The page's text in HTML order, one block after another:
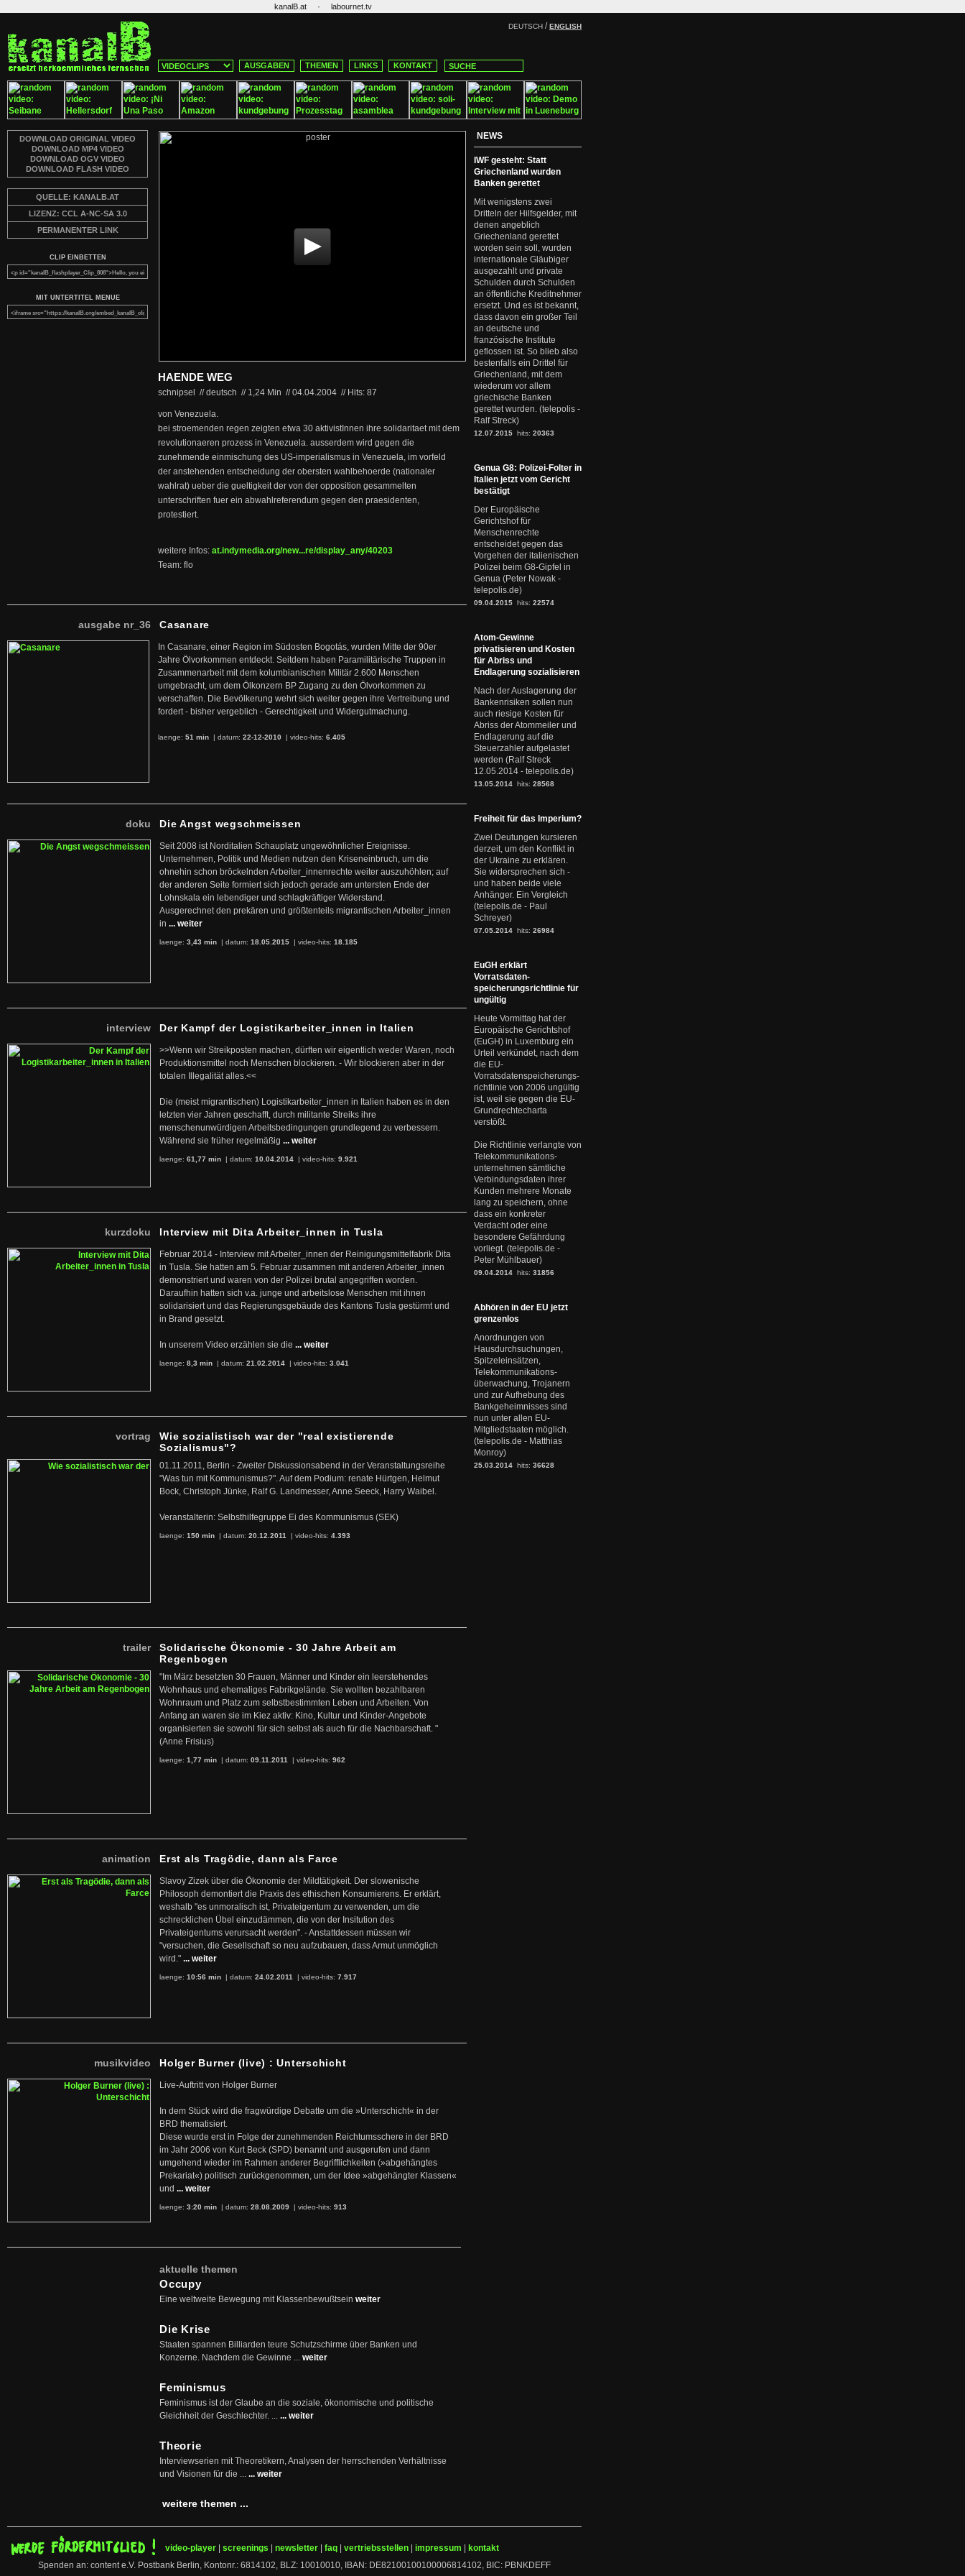
kanalB.at · labournet.tv
DEUTSCH /ENGLISH
AUSGABEN THEMEN LINKS KONTAKT
DOWNLOAD ORIGINAL VIDEO
DOWNLOAD MP4 VIDEO
DOWNLOAD OGV VIDEO
DOWNLOAD FLASH VIDEO
QUELLE: KANALB.AT
LIZENZ: CCL A-NC-SA 3.0
PERMANENTER LINK
CLIP EINBETTEN
MIT UNTERTITEL MENUE
HAENDE WEG
schnipsel // deutsch // 1,24 Min //04.04.2004 // Hits: 87
von Venezuela.
bei stroemenden regen zeigten etwa 30 aktivistInnen ihre solidaritaet mit dem
revolutionaeren prozess in Venezuela. ausserdem wird gegen die
zunehmende einmischung des US-imperialismus in Venezuela, im vorfeld
der anstehenden entscheidung der obersten wahlbehoerde (nationaler
wahlrat) ueber die gueltigkeit der von der opposition gesammelten
unterschriften fuer ein abwahlreferendum gegen den praesidenten,
protestiert.
weitere Infos: at.indymedia.org/new...re/display_any/40203
Team: flo
ausgabe nr_36 Casanare
In Casanare, einer Region im Südosten Bogotás, wurden Mitte der 90er
Jahre Ölvorkommen entdeckt. Seitdem haben Paramilitärische Truppen in
Zusammenarbeit mit dem kolumbianischen Militär 2.600 Menschen
umgebracht, um dem Ölkonzern BP Zugang zu den Ölvorkommen zu
verschaffen. Die Bevölkerung wehrt sich weiter gegen ihre Vertreibung und
fordert - bisher vergeblich - Gerechtigkeit und Widergutmachung.
laenge: 51 min | datum: 22-12-2010 | video-hits: 6.405
doku Die Angst wegschmeissen
Seit 2008 ist Norditalien Schauplatz ungewöhnlicher Ereignisse.
Unternehmen, Politik und Medien nutzen den Kriseneinbruch, um die
ohnehin schon bröckelnden Arbeiter_innenrechte weiter auszuhöhlen; auf
der anderen Seite formiert sich jedoch gerade am untersten Ende der
Lohnskala ein lebendiger und schlagkräftiger Widerstand.
Ausgerechnet den prekären und größtenteils migrantischen Arbeiter_innen
in ... weiter
laenge: 3,43 min | datum: 18.05.2015 | video-hits: 18.185
interview Der Kampf der Logistikarbeiter_innen in Italien
>>Wenn wir Streikposten machen, dürften wir eigentlich weder Waren, noch
Produktionsmittel noch Menschen blockieren. - Wir blockieren aber in der
totalen Illegalität alles.<<
Die (meist migrantischen) Logistikarbeiter_innen in Italien haben es in den
letzten vier Jahren geschafft, durch militante Streiks ihre
menschenunwürdigen Arbeitsbedingungen grundlegend zu verbessern.
Während sie früher regelmäßig ... weiter
laenge: 61,77 min | datum: 10.04.2014 | video-hits: 9.921
kurzdoku Interview mit Dita Arbeiter_innen in Tusla
Februar 2014 - Interview mit Arbeiter_innen der Reinigungsmittelfabrik Dita
in Tusla. Sie hatten am 5. Februar zusammen mit anderen Arbeiter_innen
demonstriert und waren von der Polizei brutal angegriffen worden.
Daraufhin hatten sich v.a. junge und arbeitslose Menschen mit ihnen
solidarisiert und das Regierungsgebäude des Kantons Tusla gestürmt und
in Brand gesetzt.
In unserem Video erzählen sie die ... weiter
laenge: 8,3 min | datum: 21.02.2014 | video-hits: 3.041
vortrag
Wie sozialistisch war der "real existierende
Sozialismus"?
01.11.2011, Berlin - Zweiter Diskussionsabend in der Veranstaltungsreihe
"Was tun mit Kommunismus?". Auf dem Podium: renate Hürtgen, Helmut
Bock, Christoph Jünke, Ralf G. Landmesser, Anne Seeck, Harry Waibel.
Veranstalterin: Selbsthilfegruppe Ei des Kommunismus (SEK)
laenge: 150 min | datum: 20.12.2011 | video-hits: 4.393
trailer
Solidarische Ökonomie - 30 Jahre Arbeit am
Regenbogen
"Im März besetzten 30 Frauen, Männer und Kinder ein leerstehendes
Wohnhaus und ehemaliges Fabrikgelände. Sie wollten bezahlbaren
Wohnraum und Platz zum selbstbestimmten Leben und Arbeiten. Von
Anfang an waren sie im Kiez aktiv: Kino, Kultur und Kinder-Angebote
organisierten sie sowohl für sich selbst als auch für die Nachbarschaft. "
(Anne Frisius)
laenge: 1,77 min | datum: 09.11.2011 | video-hits: 962
animation Erst als Tragödie, dann als Farce
Slavoy Zizek über die Ökonomie der Mildtätigkeit. Der slowenische
Philosoph demontiert die Praxis des ethischen Konsumierens. Er erklärt,
weshalb "es unmoralisch ist, Privateigentum zu verwenden, um die
schrecklichen Übel einzudämmen, die von der Insitution des
Privateigentums verursacht werden". - Anstattdessen müssen wir
"versuchen, die Gesellschaft so neu aufzubauen, dass Armut unmöglich
wird." ... weiter
laenge: 10:56 min | datum: 24.02.2011 | video-hits: 7.917
musikvideo Holger Burner (live) : Unterschicht
Live-Auftritt von Holger Burner
In dem Stück wird die fragwürdige Debatte um die »Unterschicht« in der
BRD thematisiert.
Diese wurde erst in Folge der zunehmenden Reichtumsschere in der BRD
im Jahr 2006 von Kurt Beck (SPD) benannt und ausgerufen und dann
umgehend wieder im Rahmen anderer Begrifflichkeiten (»abgehängtes
Prekariat«) politisch zurückgenommen, um der Idee »abgehängter Klassen«
und ... weiter
laenge: 3:20 min | datum: 28.08.2009 | video-hits: 913
aktuelle themen
Occupy
Eine weltweite Bewegung mit Klassenbewußtsein weiter
Die Krise
Staaten spannen Billiarden teure Schutzschirme über Banken und
Konzerne. Nachdem die Gewinne ... weiter
Feminismus
Feminismus ist der Glaube an die soziale, ökonomische und politische
Gleichheit der Geschlechter. ... ... weiter
Theorie
Interviewserien mit Theoretikern, Analysen der herrschenden Verhältnisse
und Visionen für die ... ... weiter
weitere themen ...
NEWS
IWF gesteht: Statt
Griechenland wurden
Banken gerettet
Mit wenigstens zwei
Dritteln der Hilfsgelder, mit
denen angeblich
Griechenland gerettet
worden sein soll, wurden
internationale Gläubiger
ausgezahlt und private
Schulden durch Schulden
an öffentliche Kreditnehmer
ersetzt. Und es ist bekannt,
dass davon ein großer Teil
an deutsche und
französische Institute
geflossen ist. So blieb also
bestenfalls ein Drittel für
Griechenland, mit dem
wiederum vor allem
griechische Banken
gerettet wurden. (telepolis -
Ralf Streck)
12.07.2015 hits: 20363
Genua G8: Polizei-Folter in
Italien jetzt vom Gericht
bestätigt
Der Europäische
Gerichtshof für
Menschenrechte
entscheidet gegen das
Vorgehen der italienischen
Polizei beim G8-Gipfel in
Genua (Peter Nowak -
telepolis.de)
09.04.2015 hits: 22574
Atom-Gewinne
privatisieren und Kosten
für Abriss und
Endlagerung sozialisieren
Nach der Auslagerung der
Bankenrisiken sollen nun
auch riesige Kosten für
Abriss der Atommeiler und
Endlagerung auf die
Steuerzahler aufgelastet
werden (Ralf Streck
12.05.2014 - telepolis.de)
13.05.2014 hits: 28568
Freiheit für das Imperium?
Zwei Deutungen kursieren
derzeit, um den Konflikt in
der Ukraine zu erklären.
Sie widersprechen sich -
und haben beide viele
Anhänger. Ein Vergleich
(telepolis.de - Paul
Schreyer)
07.05.2014 hits: 26984
EuGH erklärt
Vorratsdaten-
speicherungsrichtlinie für
ungültig
Heute Vormittag hat der
Europäische Gerichtshof
(EuGH) in Luxemburg ein
Urteil verkündet, nach dem
die EU-
Vorratsdatenspeicherungs-
richtlinie von 2006 ungültig
ist, weil sie gegen die EU-
Grundrechtecharta
verstößt.
Die Richtlinie verlangte von
Telekommunikations-
unternehmen sämtliche
Verbindungsdaten ihrer
Kunden mehrere Monate
lang zu speichern, ohne
dass ein konkreter
Verdacht oder eine
besondere Gefährdung
vorliegt. (telepolis.de -
Peter Mühlbauer)
09.04.2014 hits: 31856
Abhören in der EU jetzt
grenzenlos
Anordnungen von
Hausdurchsuchungen,
Spitzeleinsätzen,
Telekommunikations-
überwachung, Trojanern
und zur Aufhebung des
Bankgeheimnisses sind
nun unter allen EU-
Mitgliedstaaten möglich.
(telepolis.de - Matthias
Monroy)
25.03.2014 hits: 36628
video-player screenings newsletter faq vertriebsstellen impressum
kontakt
Spenden an: content e.V. Postbank Berlin, Kontonr.: 6814102, BLZ: 10010010, IBAN: DE82100100100006814102, BIC: PBNKDEFF